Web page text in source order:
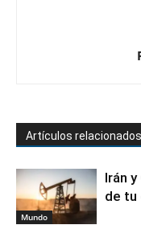
Artículos relacionados
Mundo
Irán
de tu